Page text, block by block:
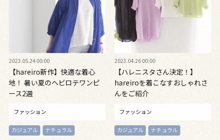
2023.05.24 00:00
【hareiro新作】快適な着心
地！ 暑い夏のヘビロテワンピ
ース2選
ファッション
カジュアル
ナチュラル
2023.04.26 00:00
【ハレニスタさん決定！】
hareiroを着こなすおしゃれさ
んをご紹介
ファッション
カジュアル
ナチュラル